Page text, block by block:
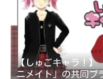
【しゅごキャラ！】
ニメイト」の共同